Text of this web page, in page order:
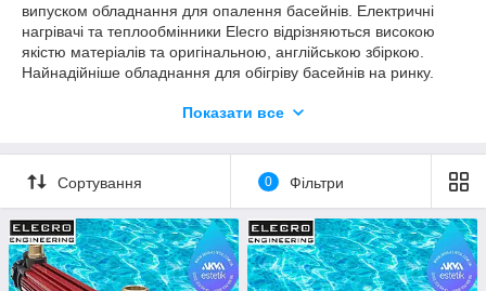
випуском обладнання для опалення басейнів. Електричні
нагрівачі та теплообмінники Elecro відрізняються високою
якістю матеріалів та оригінальною, англійською збіркою.
Найнадійніше обладнання для обігріву басейнів на ринку.
Великобританії та головним новатором у галузі нагрівання
з метою забезпечення високої якості обладнання для
опалення плавальних басейнів. Компанія швидко
розвинулася на деяких інших ринках, включаючи басейни з
тропічною, морською водою та багатьох інших областях
акваринку.
Показати все
Сортування 0 Фільтри